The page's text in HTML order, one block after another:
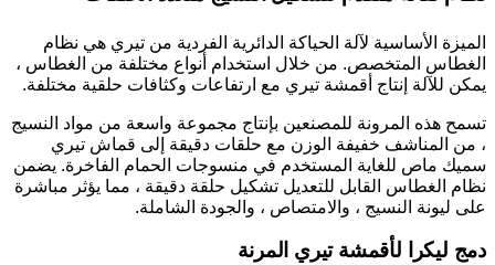
الميزة الأساسية لآلة الحياكة الدائرية الفردية من تيري هي نظام
الغطاس المتخصص. من خلال استخدام أنواع مختلفة من الغطاس ،
يمكن للآلة إنتاج أقمشة تيري مع ارتفاعات وكثافات حلقية مختلفة.
تسمح هذه المرونة للمصنعين بإنتاج مجموعة واسعة من مواد النسيج
، من المناشف خفيفة الوزن مع حلقات دقيقة إلى قماش تيري
سميك ماص للغاية المستخدم في منسوجات الحمام الفاخرة. يضمن
نظام الغطاس القابل للتعديل تشكيل حلقة دقيقة ، مما يؤثر مباشرة
على ليونة النسيج ، والامتصاص ، والجودة الشاملة.
دمج ليكرا لأقمشة تيري المرنة